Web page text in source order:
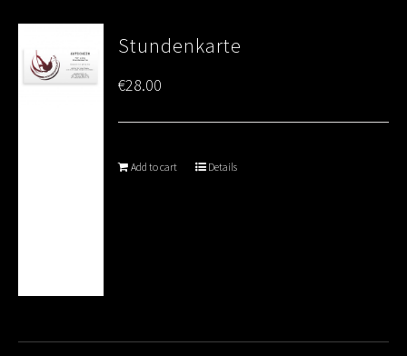
Stundenkarte
€28.00
Add to cart Details